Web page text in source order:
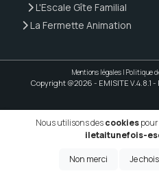
L'Escale Gîte Familial
La Fermette Animation
Mentions légales | Politique
Copyright @2026 - EMISITE V.4.8.1 -
Nous utilisons descookies
iletaitunefois-
Non merci Je